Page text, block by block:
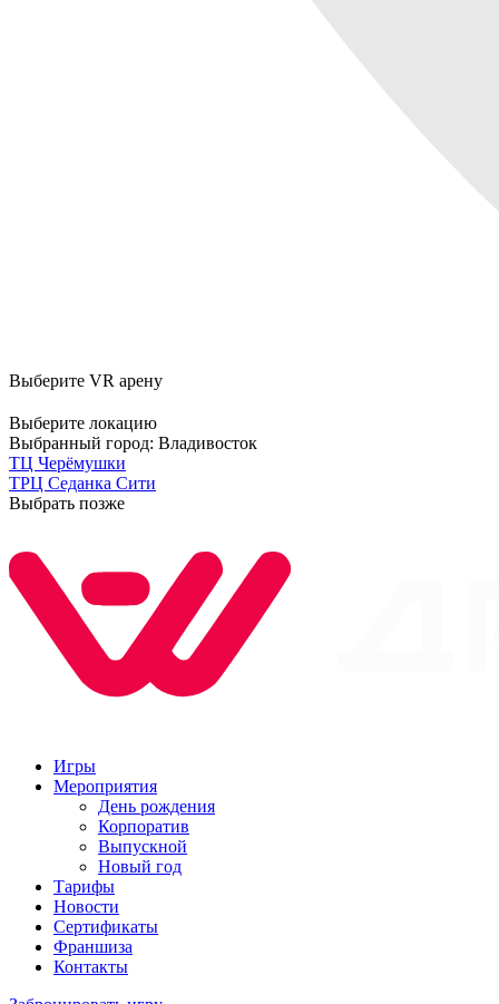
Выберите VR арену
Выберите локацию
Выбранный город: Владивосток
ТЦ Черёмушки
ТРЦ Седанка Сити
Выбрать позже
Игры
Мероприятия
День рождения
Корпоратив
Выпускной
Новый год
Тарифы
Новости
Сертификаты
Франшиза
Контакты